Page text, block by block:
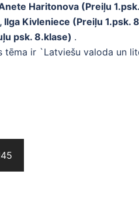
Haritonova (Preiļu
Kivleniece (Preiļu 1.psk.
psk. 8.klase) .
tēma ir `Latviešu valoda un